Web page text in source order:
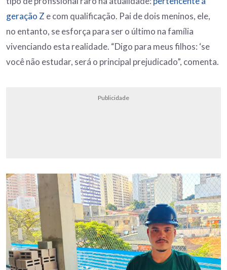
geração Z e com qualificação. Pai de dois meninos, ele,
no entanto, se esforça para ser o último na família
vivenciando esta realidade. “Digo para meus filhos: ‘se
você não estudar, será o principal prejudicado”, comenta.
Publicidade